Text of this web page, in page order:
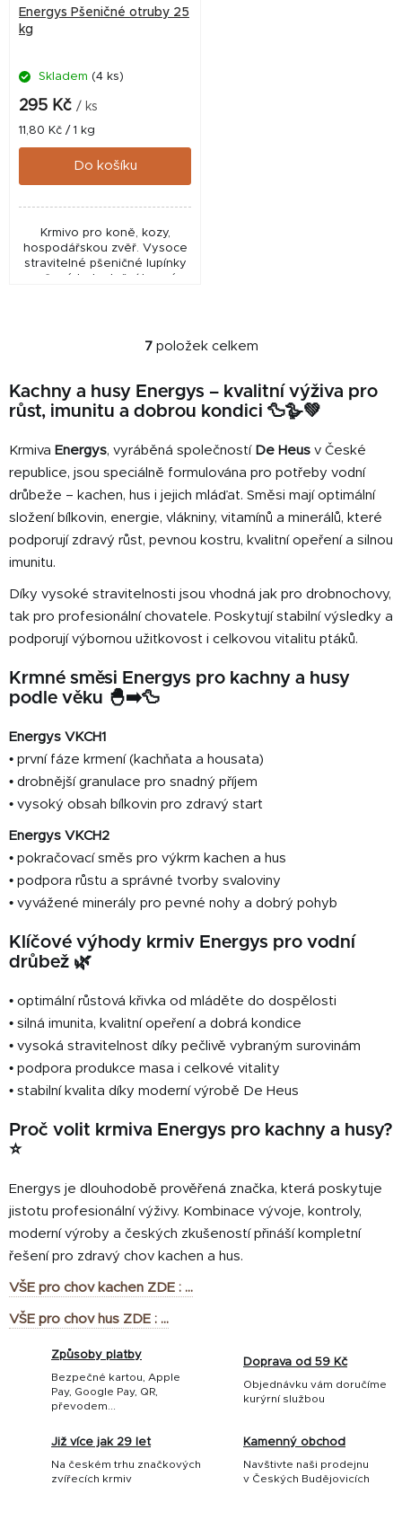
Energys Pšeničné otruby 25
kg
Skladem (4 ks)
295 Kč / ks
Měrná
cena:
11,80 Kč / 1 kg
Do košíku
Krmivo pro koně, kozy,
hospodářskou zvěř. Vysoce
stravitelné pšeničné lupínky
určené k doplnění krmné
O
l
á
a
c
í
p
r
y
v
ý
i
7položek celkem
Kachny a husy Energys – kvalitní výživa pro
růst, imunitu a dobrou kondici 🦆🪿💚
Krmiva Energys, vyráběná společností De Heus v České
republice, jsou speciálně formulována pro potřeby vodní
drůbeže – kachen, hus i jejich mláďat. Směsi mají optimální
složení bílkovin, energie, vlákniny, vitamínů a minerálů, které
podporují zdravý růst, pevnou kostru, kvalitní opeření a silnou
imunitu.
Díky vysoké stravitelnosti jsou vhodná jak pro drobnochovy,
tak pro profesionální chovatele. Poskytují stabilní výsledky a
podporují výbornou užitkovost i celkovou vitalitu ptáků.
Krmné směsi Energys pro kachny a husy
podle věku 🐣➡️🦆
Energys VKCH1
• první fáze krmení (kachňata a housata)
• drobnější granulace pro snadný příjem
• vysoký obsah bílkovin pro zdravý start
Energys VKCH2
• pokračovací směs pro výkrm kachen a hus
• podpora růstu a správné tvorby svaloviny
• vyvážené minerály pro pevné nohy a dobrý pohyb
Klíčové výhody krmiv Energys pro vodní
drůbež 🌿
• optimální růstová křivka od mláděte do dospělosti
• silná imunita, kvalitní opeření a dobrá kondice
• vysoká stravitelnost díky pečlivě vybraným surovinám
• podpora produkce masa i celkové vitality
• stabilní kvalita díky moderní výrobě De Heus
Proč volit krmiva Energys pro kachny a husy?
⭐
Energys je dlouhodobě prověřená značka, která poskytuje
jistotu profesionální výživy. Kombinace vývoje, kontroly,
moderní výroby a českých zkušeností přináší kompletní
řešení pro zdravý chov kachen a hus.
VŠE pro chov kachen ZDE : ...
VŠE pro chov hus ZDE : ...
Způsoby platby
Bezpečné kartou, Apple
Pay, Google Pay, QR,
převodem...
Doprava od 59 Kč
Objednávku vám doručíme
kurýrní službou
Již více jak 29 let
Na českém trhu značkových
zvířecích krmiv
Kamenný obchod
Navštivte naši prodejnu
v Českých Budějovicích